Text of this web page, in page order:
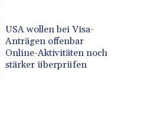
USA wollen bei Visa-
Anträgen offenbar
Online-Aktivitäten noch
stärker überprüfen